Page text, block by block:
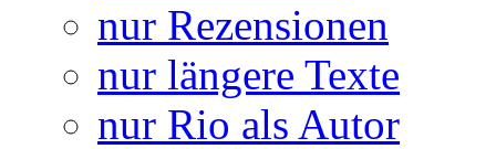
nur Rezensionen
nur längere Texte
nur Rio als Autor